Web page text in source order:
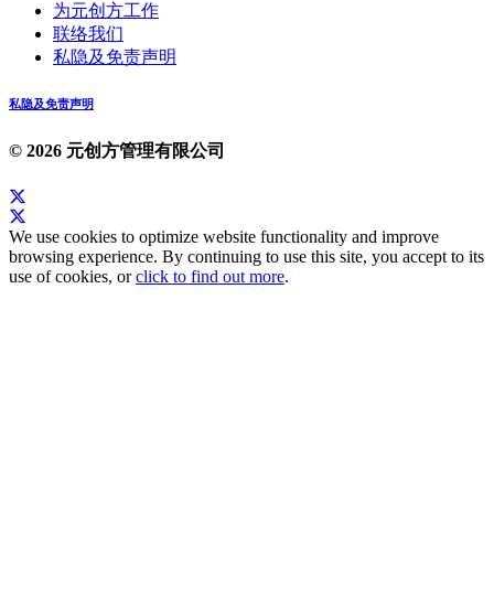
为元创方工作
联络我们
私隐及免责声明
私隐及免责声明
© 2026 元创方管理有限公司
We use cookies to optimize website functionality and improve
browsing experience. By continuing to use this site, you accept to its
use of cookies, orclick to find out more.